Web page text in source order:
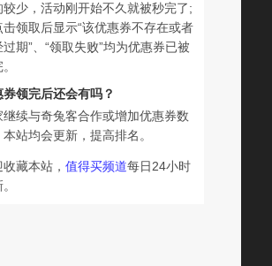
较少，活动刚开始不久就被秒完了;
击领取后显示“该优惠券不存在或者
过期”、“领取失败”均为优惠券已被
券领完后还会有吗？
继续与奇兔客合作或增加优惠券数
站均会更新，提高排名。
藏本站， 值得买频道每日24小时